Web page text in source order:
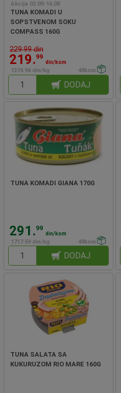
Akcija 02.08-16.08
TUNA KOMADI U
SOPSTVENOM SOKU
COMPASS 160G
229.99 din
219.99
din/kom
1374.94 din/kg
48kom
DODAJ
TUNA KOMADI GIANA 170G
291.99
din/kom
1717.59 din/kg
48kom
DODAJ
TUNA SALATA SA
KUKURUZOM RIO MARE 160G